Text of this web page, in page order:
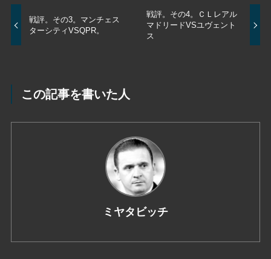
戦評。その3。マンチェス
ターシティVSQPR。
戦評。その4。ＣＬレアル
マドリードVSユヴェント
ス
この記事を書いた人
ミヤタビッチ